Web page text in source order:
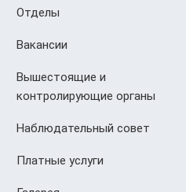
Отделы
Вакансии
Вышестоящие и
контролирующие органы
Наблюдательный совет
Платные услуги